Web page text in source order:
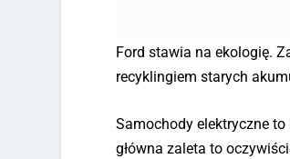
Ford stawia na ekologię.
recyklingiem starych
Samochody elektryczne
główna zaleta to